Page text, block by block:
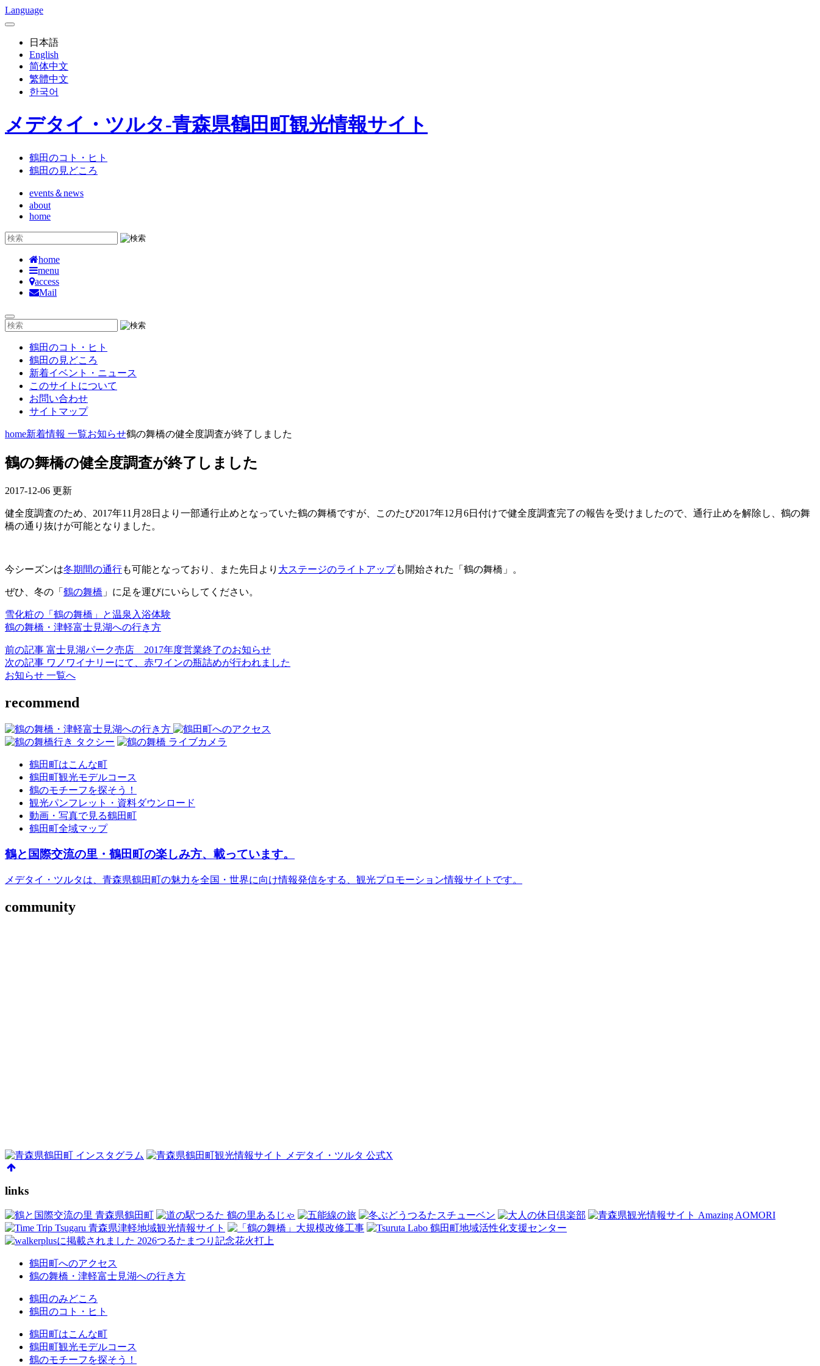
Language
日本語
English
简体中文
繁體中文
한국어
メデタイ・ツルタ-青森県鶴田町観光情報サイト
鶴田のコト・ヒト
鶴田の見どころ
events＆news
about
home
home
menu
access
Mail
鶴田のコト・ヒト
鶴田の見どころ
新着イベント・ニュース
このサイトについて
お問い合わせ
サイトマップ
home新着情報 一覧お知らせ鶴の舞橋の健全度調査が終了しました
鶴の舞橋の健全度調査が終了しました
2017-12-06 更新
健全度調査のため、2017年11月28日より一部通行止めとなっていた鶴の舞橋ですが、このたび2017年12月6日付けで健全度調査完了の報告を受けましたので、通行止めを解除し、鶴の舞
橋の通り抜けが可能となりました。
今シーズンは冬期間の通行も可能となっており、また先日より 大ステージのライトアップも開始された「鶴の舞橋」。
ぜひ、冬の「 鶴の舞橋 」に足を運びにいらしてください。
雪化粧の「鶴の舞橋」と温泉入浴体験
鶴の舞橋・津軽富士見湖への行き方
前の記事 富士見湖パーク売店 2017年度営業終了のお知らせ
次の記事 ワノワイナリーにて、赤ワインの瓶詰めが行われました
お知らせ 一覧へ
recommend
鶴田町はこんな町
鶴田町観光モデルコース
鶴のモチーフを探そう！
観光パンフレット・資料ダウンロード
動画・写真で見る鶴田町
鶴田町全域マップ
鶴と国際交流の里・鶴田町の楽しみ方、載っています。
メデタイ・ツルタは、青森県鶴田町の魅力を全国・世界に向け情報発信をする、観光プロモーション情報サイトです。
community
links
鶴田町へのアクセス
鶴の舞橋・津軽富士見湖への行き方
鶴田のみどころ
鶴田のコト・ヒト
鶴田町はこんな町
鶴田町観光モデルコース
鶴のモチーフを探そう！